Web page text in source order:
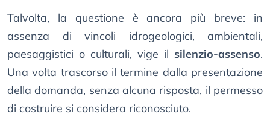
Talvolta, la questione è ancora più breve: in
assenza di vincoli idrogeologici, ambientali,
paesaggistici o culturali, vige il silenzio-assenso.
Una volta trascorso il termine dalla presentazione
della domanda, senza alcuna risposta, il permesso
di costruire si considera riconosciuto.